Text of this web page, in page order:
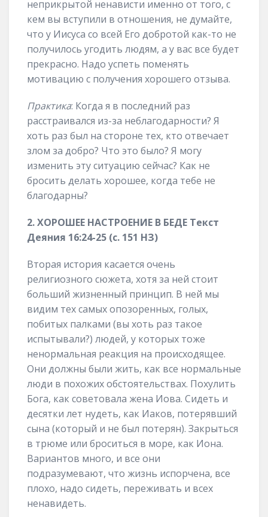
неприкрытой ненависти именно от того, с
кем вы вступили в отношения, не думайте,
что у Иисуса со всей Его добротой как-то не
получилось угодить людям, а у вас все будет
прекрасно. Надо успеть поменять
мотивацию с получения хорошего отзыва.
Практика: Когда я в последний раз
расстраивался из-за неблагодарности? Я
хоть раз был на стороне тех, кто отвечает
злом за добро? Что это было? Я могу
изменить эту ситуацию сейчас? Как не
бросить делать хорошее, когда тебе не
благодарны?
2. ХОРОШЕЕ НАСТРОЕНИЕ В БЕДЕ Текст
Деяния 16:24-25 (с. 151 НЗ)
Вторая история касается очень
религиозного сюжета, хотя за ней стоит
больший жизненный принцип. В ней мы
видим тех самых опозоренных, голых,
побитых палками (вы хоть раз такое
испытывали?) людей, у которых тоже
ненормальная реакция на происходящее.
Они должны были жить, как все нормальные
люди в похожих обстоятельствах. Похулить
Бога, как советовала жена Иова. Сидеть и
десятки лет нудеть, как Иаков, потерявший
сына (который и не был потерян). Закрыться
в трюме или броситься в море, как Иона.
Вариантов много, и все они
подразумевают, что жизнь испорчена, все
плохо, надо сидеть, переживать и всех
ненавидеть.